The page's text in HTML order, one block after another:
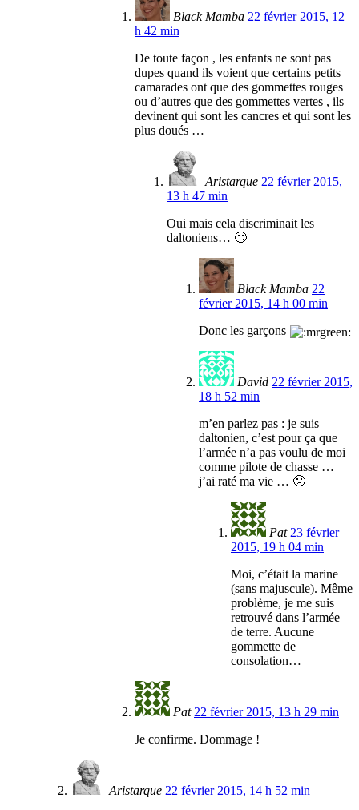
Black Mamba 22 février 2015, 12
h 42 min
De toute façon , les enfants ne sont pas
dupes quand ils voient que certains petits
camarades ont que des gommettes rouges
ou d’autres que des gommettes vertes , ils
devinent qui sont les cancres et qui sont les
plus doués …
Aristarque 22 février 2015,
13 h 47 min
Oui mais cela discriminait les
daltoniens… 🙄
Black Mamba 22
février 2015, 14 h 00 min
Donc les garçons
David 22 février 2015,
18 h 52 min
m’en parlez pas : je suis
daltonien, c’est pour ça que
l’armée n’a pas voulu de moi
comme pilote de chasse …
j’ai raté ma vie … 🙁
Pat 23 février
2015, 19 h 04 min
Moi, c’était la marine
(sans majuscule). Même
problème, je me suis
retrouvé dans l’armée
de terre. Aucune
gommette de
consolation…
Pat 22 février 2015, 13 h 29 min
Je confirme. Dommage !
Aristarque 22 février 2015, 14 h 52 min